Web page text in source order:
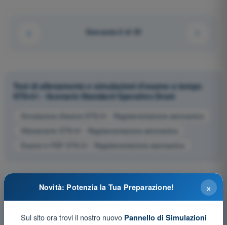
Domanda 6 di 55
Test di allenamento e simulazioni d'esame a tempo
STS-01 - Scenario Standard Operativo Droni
Simulazione d'esame STS-01 - Regolamentazione aeronautica
Allenamento STS-01 - Regolamentazione aeronautica
Esame in PDF STS-01 - Regolamentazione aeronautica
×
Novità: Potenzia la Tua Preparazione!
Sul sito ora trovi il nostro nuovo Pannello di Simulazioni